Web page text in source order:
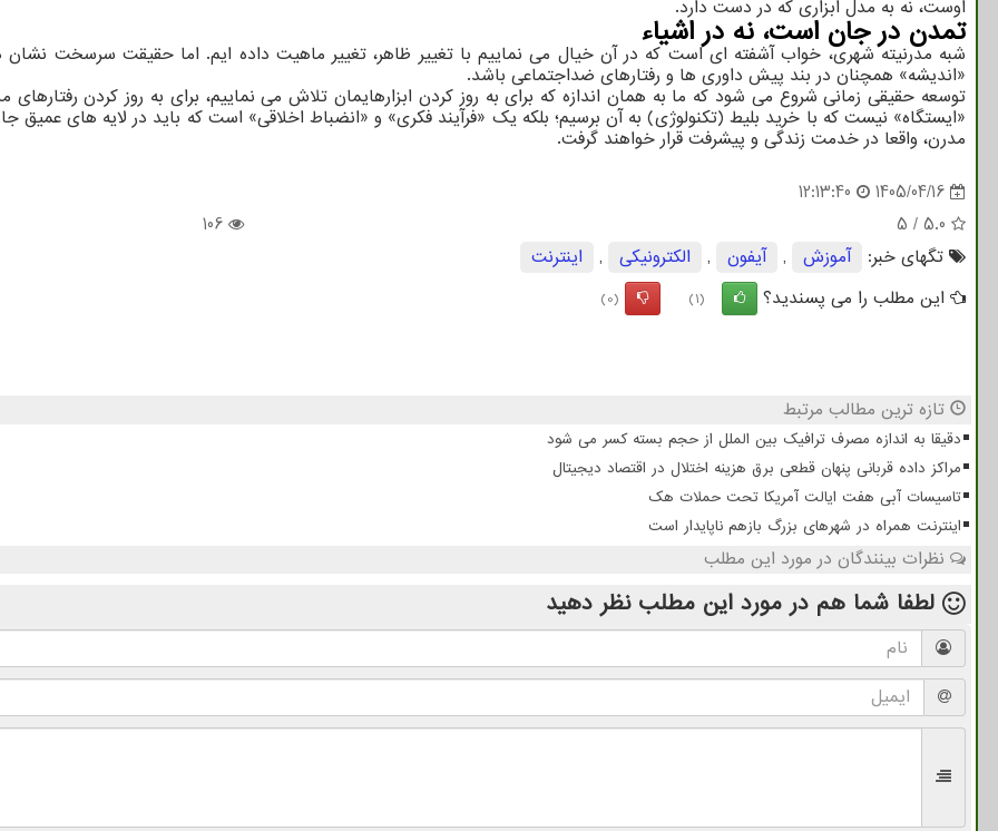
اوست، نه به مدل ابزاری که در دست دارد.
تمدن در جان است، نه در اشیاء
شبه مدرنیته شهری، خواب آشفته ای است که در آن خیال می نماییم با تغییر ظاهر، تغییر ماهیت داده ایم. اما حقیقت سرسخت نشان
«اندیشه» همچنان در بند پیش داوری ها و رفتارهای ضداجتماعی باشد.
توسعه حقیقی زمانی شروع می شود که ما به همان اندازه که برای به روز کردن ابزارهایمان تلاش می نماییم، برای به روز کردن
«ایستگاه» نیست که با خرید بلیط (تکنولوژی) به آن برسیم؛ بلکه یک «فرآیند فکری» و «انضباط اخلاقی» است که باید در لایه های
مدرن، واقعا در خدمت زندگی و پیشرفت قرار خواهند گرفت.
1405/04/16
12:13:40
5.0
/
5
106
تگهای خبر:
آموزش , آیفون , الكترونیكی ,
اینترنت
این مطلب را می پسندید؟
(1)
(0)
تازه ترین مطالب مرتبط
دقیقا به اندازه مصرف ترافیک بین الملل از حجم بسته کسر می شود
مراکز داده قربانی پنهان قطعی برق هزینه اختلال در اقتصاد دیجیتال
تاسیسات آبی هفت ایالت آمریکا تحت حملات هک
اینترنت همراه در شهرهای بزرگ بازهم ناپایدار است
نظرات بینندگان در مورد این مطلب
لطفا شما هم در مورد این مطلب نظر دهید